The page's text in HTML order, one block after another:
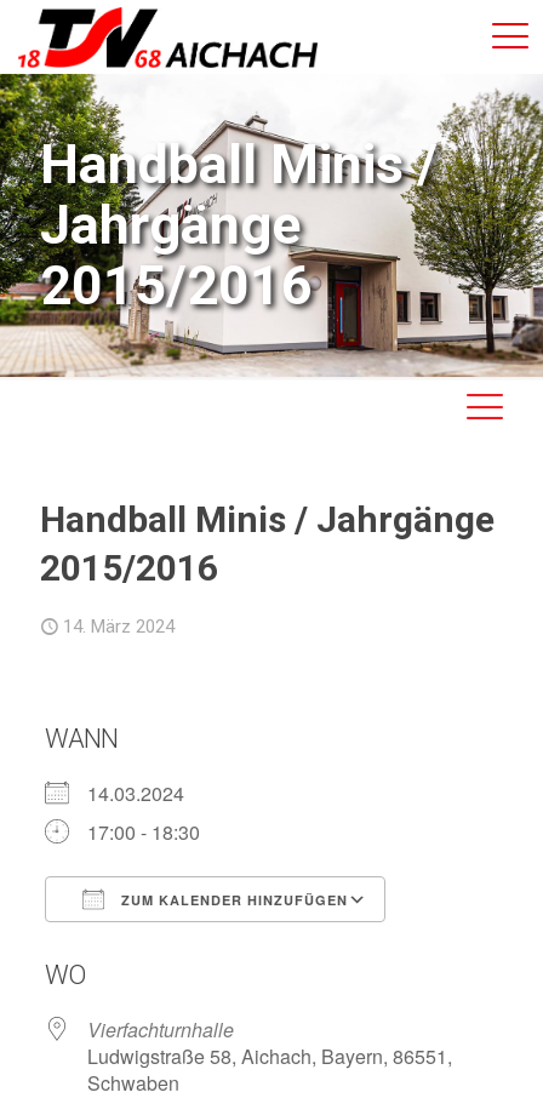
Handball Minis /
Jahrgänge
2015/2016
Handball Minis / Jahrgänge
2015/2016
14. März 2024
WANN
14.03.2024
17:00 - 18:30
ZUM KALENDER HINZUFÜGEN
WO
Vierfachturnhalle
Ludwigstraße 58, Aichach, Bayern, 86551,
Schwaben